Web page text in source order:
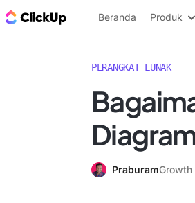
Blog ClickUp
Beranda Produk
PERANGKAT LUNAK
Praburam